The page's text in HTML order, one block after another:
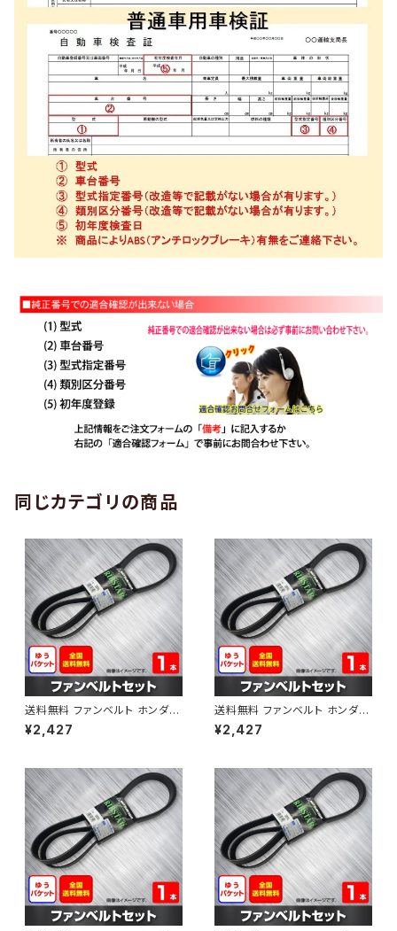
同じカテゴリの商品
送料無料 ファンベルト ホンダ
ゼスト 型式JE1 H18.03～H24.
11 （国内トップメーカー） 1本 H
¥2,427
送料無料 ファンベルト ホンダ ラ
イフ 型式JB6 H15.09～H20.1
1 （国内トップメーカー） 1本 HA
¥2,427